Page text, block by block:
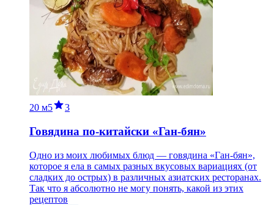
20 м5 3
Говядина по-китайски «Ган-бян»
Одно из моих любимых блюд — говядина «Ган-бян»,
которое я ела в самых разных вкусовых вариациях (от
сладких до острых) в различных азиатских ресторанах.
Так что я абсолютно не могу понять, какой из этих
рецептов